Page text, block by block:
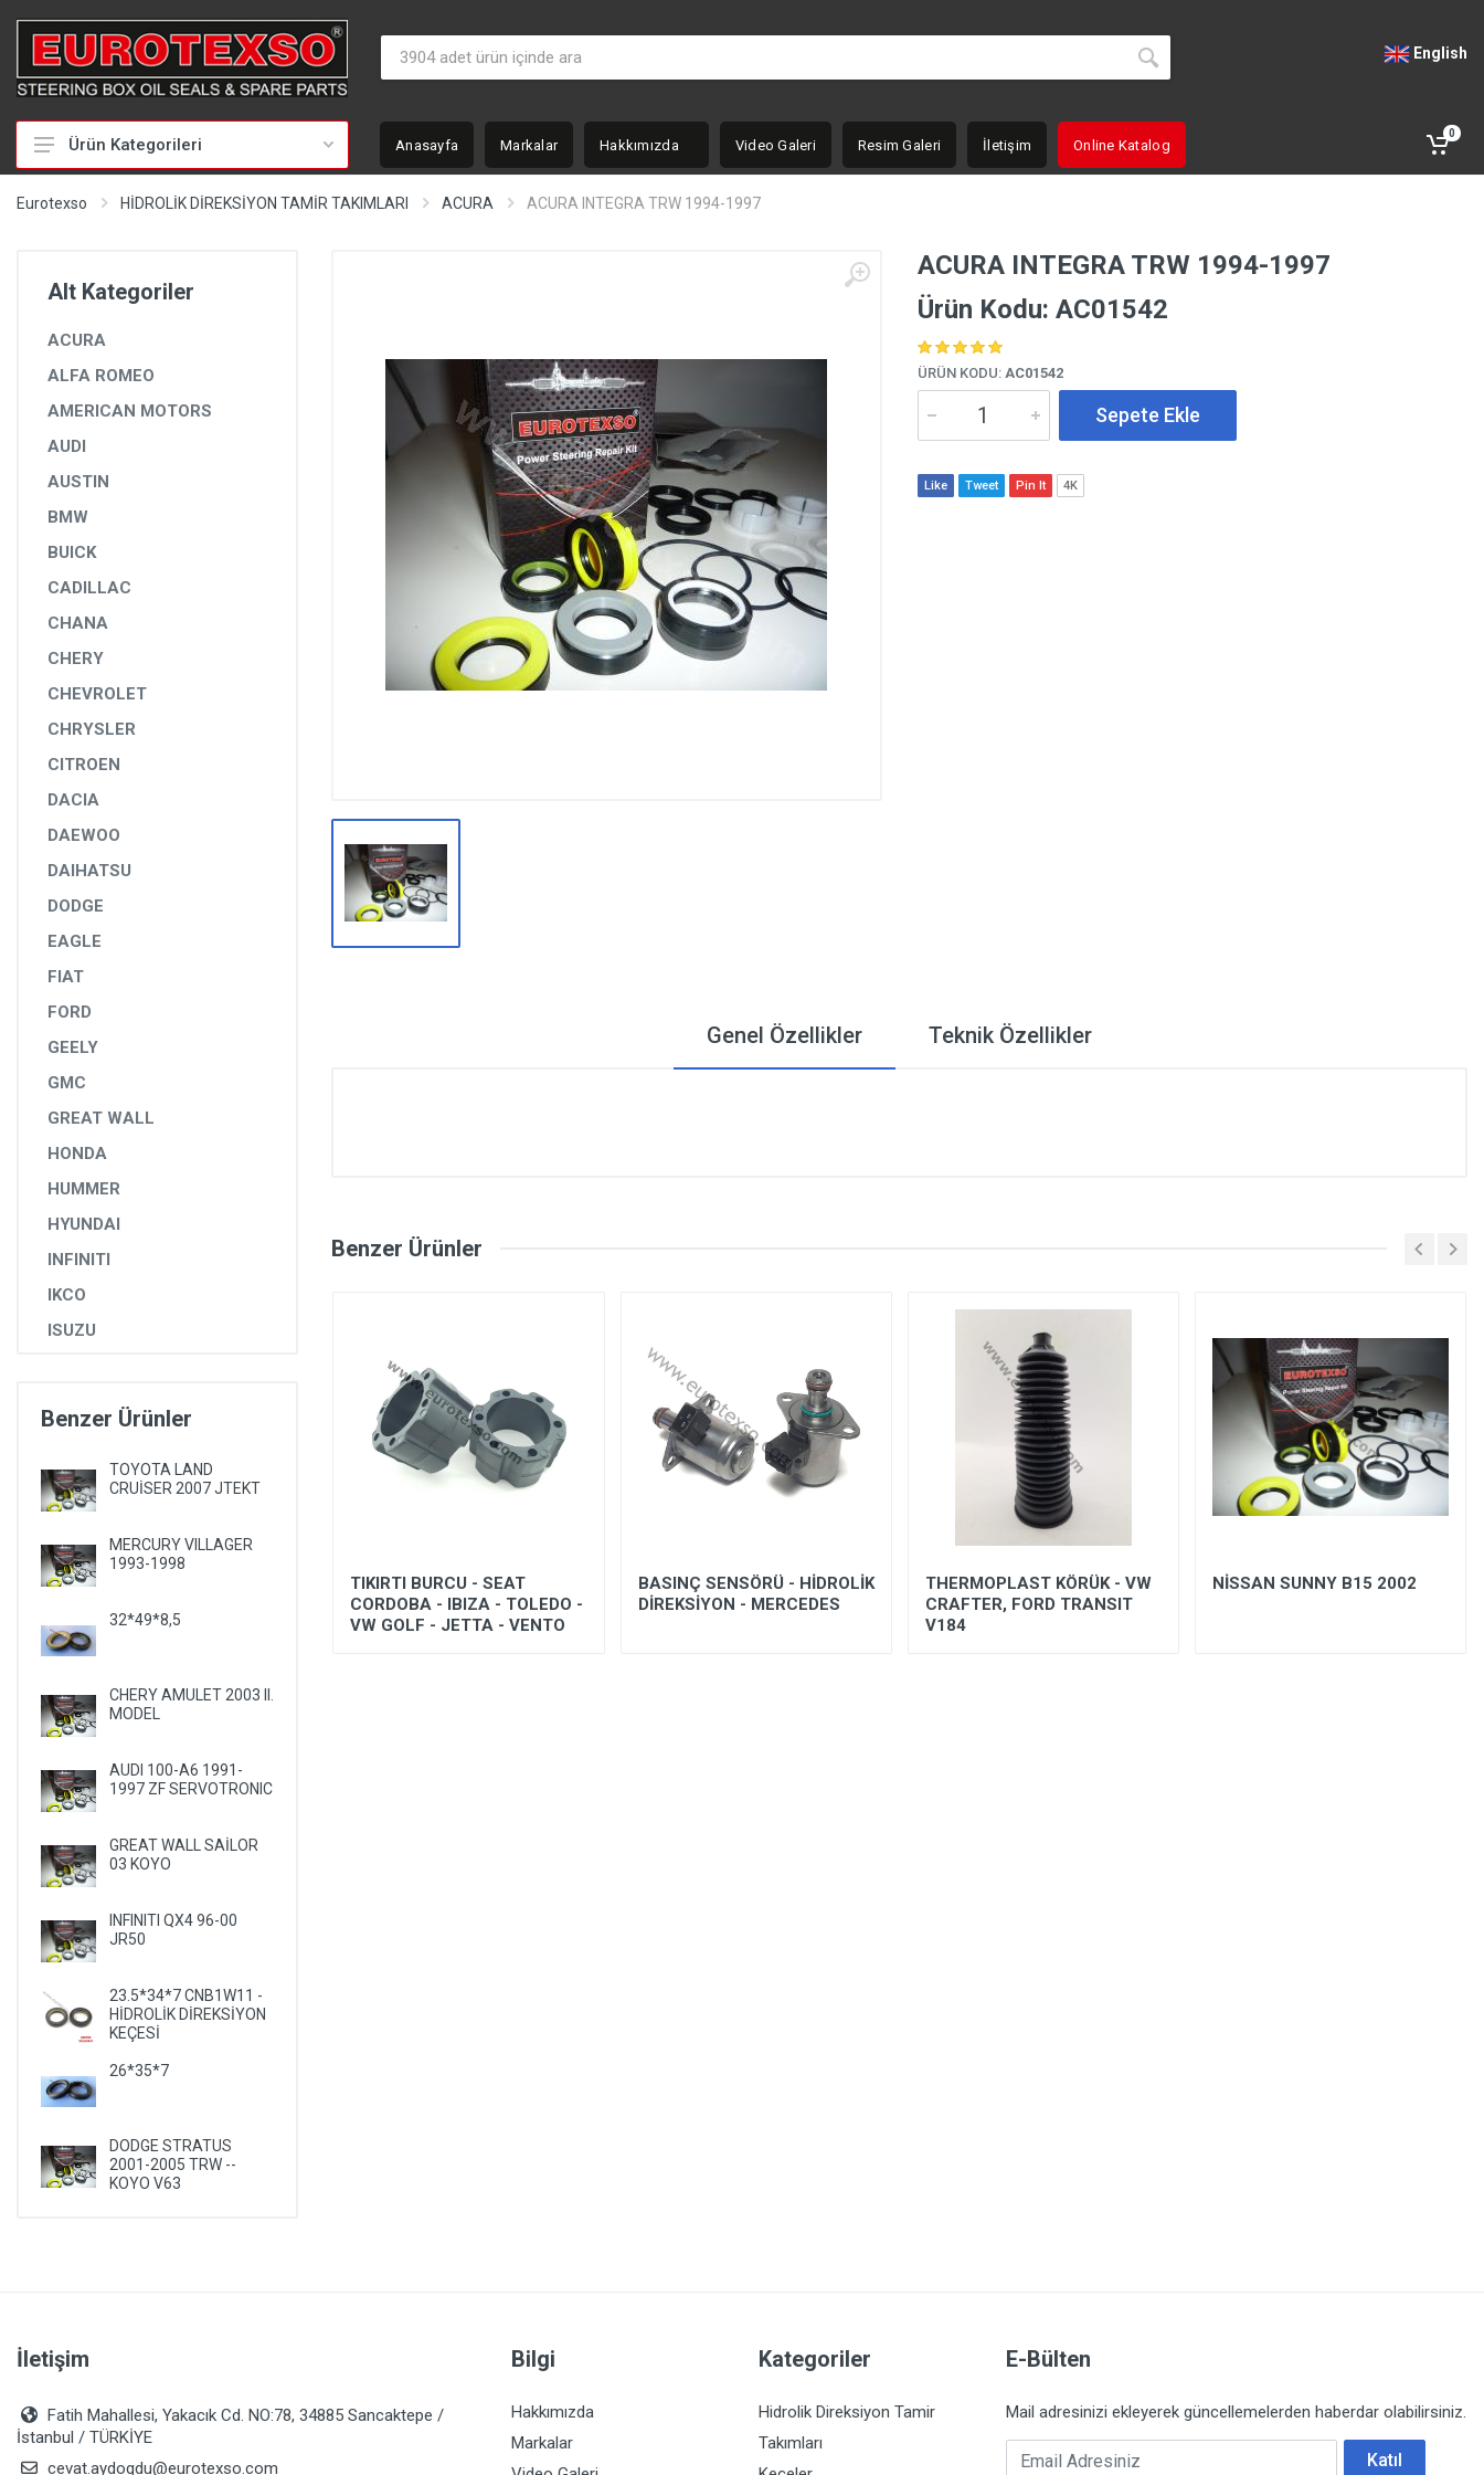
English
HİDROLİK DİREKSİYON TAMİR TAKIMLARI
POMPA YEDEK PARÇALARI
DİĞER YEDEK PARÇALAR
EPS YEDEK PARÇALARI
RULMANLAR
KÖRÜK VE KELEPÇELER
Ürün Kategorileri Anasayfa Markalar Hakkımızda Video Galeri Resim Galeri İletişim Online Katalog
0
Eurotexso HİDROLİK DİREKSİYON TAMİR TAKIMLARI ACURA ACURA INTEGRA TRW 1994-1997
Alt Kategoriler
ACURA
ALFA ROMEO
AMERICAN MOTORS
AUDI
AUSTIN
BMW
BUICK
CADILLAC
CHANA
CHERY
CHEVROLET
CHRYSLER
CITROEN
DACIA
DAEWOO
DAIHATSU
DODGE
EAGLE
FIAT
FORD
GEELY
GMC
GREAT WALL
HONDA
HUMMER
HYUNDAI
INFINITI
IKCO
ISUZU
KIA
LANCIA
LAND ROVER
LEXUS
LINCOLN
MASERATI
MAZDA
MERCURY
NISSAN
OPEL
PEUGEOT
PLYMOUTH
PONTIAC
PORSCHE
RENAULT
ROVER
SAAB
SSANGYONG
SUZUKI
TALBOT
Benzer Ürünler
TOYOTA LAND
CRUİSER 2007 JTEKT
MERCURY VILLAGER
1993-1998
32*49*8,5
CHERY AMULET 2003 II.
MODEL
AUDI 100-A6 1991-
1997 ZF SERVOTRONIC
GREAT WALL SAİLOR
03 KOYO
INFINITI QX4 96-00
JR50
23.5*34*7 CNB1W11 -
HİDROLİK DİREKSİYON
KEÇESİ
26*35*7
DODGE STRATUS
2001-2005 TRW --
KOYO V63
ACURA INTEGRA TRW 1994-1997
Ürün Kodu: AC01542
ÜRÜN KODU: AC01542
Sepete Ekle
Like Tweet Pin It 4K
Genel Özellikler Teknik Özellikler
Benzer Ürünler
25.4*31.75*9.5
TIKIRTI BURCU - SEAT
CORDOBA - IBIZA - TOLEDO -
VW GOLF - JETTA - VENTO
BASINÇ SENSÖRÜ - HİDROLİK
DİREKSİYON - MERCEDES
THERMOPLAST KÖRÜK - VW
CRAFTER, FORD TRANSIT
V184
NİSSAN SUNNY B15 2002
İletişim
Fatih Mahallesi, Yakacık Cd. NO:78, 34885 Sancaktepe /
İstanbul / TÜRKİYE
cevat.aydogdu@eurotexso.com
Bilgi
Hakkımızda
Markalar
Kategoriler
Hidrolik Direksiyon Tamir
Takımları
E-Bülten
Mail adresinizi ekleyerek güncellemelerden haberdar olabilirsiniz.
Email Adresiniz Katıl